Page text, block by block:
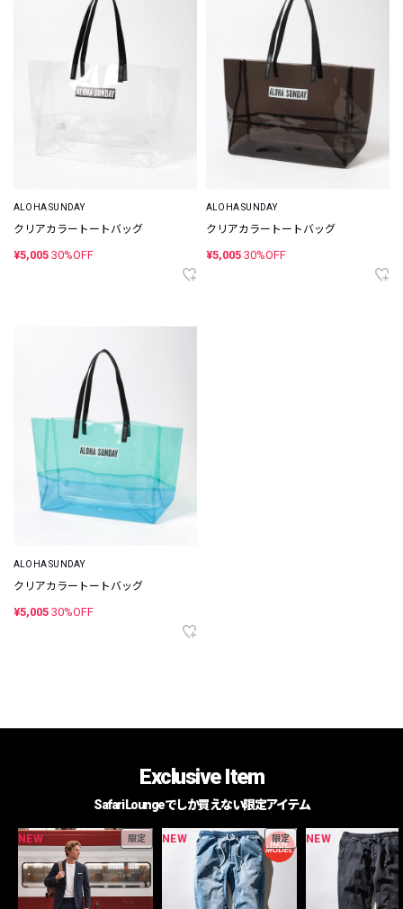
ALOHA SUNDAY
クリアカラートートバッグ
¥5,005 30%OFF
ALOHA SUNDAY
クリアカラートートバッグ
¥5,005 30%OFF
ALOHA SUNDAY
クリアカラートートバッグ
¥5,005 30%OFF
Exclusive Item
Safari Loungeでしか買えない限定アイテム
NEW 限定 NEW 限定 NEW